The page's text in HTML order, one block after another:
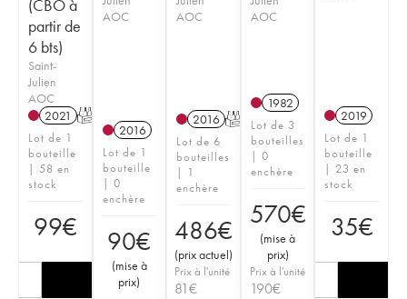
(CBO à
partir de
6 bts)
Saint-
Julien
AOC
2021 T
Lot de 1
bouteille
| 58 en
stock
99€
AOC
2016
Lot de 1
bouteille
| 0
enchère
90€
(mise à
prix)
AOC
2016 T
Lot de 6
bouteilles
| 1
enchère
486€
(prix actuel)
Prix à l'unité
81€
AOC
1982
Lot de 3
bouteilles
| 0
enchère
570€
(mise à
prix)
Prix à l'unité
190€
2019
Lot de 1
bouteille
| 23 en
stock
35€